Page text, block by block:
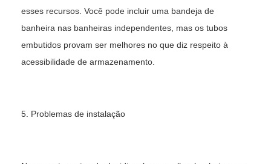
esses recursos. Você pode incluir uma bandeja de
banheira nas banheiras independentes, mas os tubos
embutidos provam ser melhores no que diz respeito à
acessibilidade de armazenamento.
5. Problemas de instalação